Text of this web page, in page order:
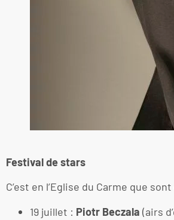
Festival de stars
C’est en l’Eglise du Carme que
19 juillet : Piotr Beczala (airs